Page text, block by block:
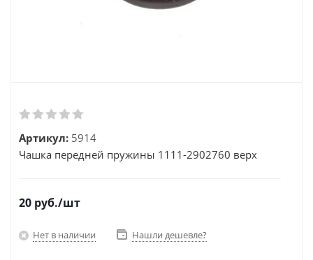
Артикул: 5914
Чашка передней пружины 1111-2902760 верх
20 руб./шт
Нет в наличии Нашли дешевле?